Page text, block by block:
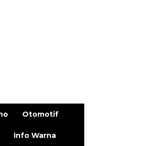
Otomotif
Info Warna